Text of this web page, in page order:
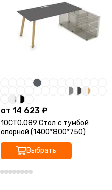
от 14 623 ₽
10СТО.089 Стол с тумбой
опорной (1400*800*750)
Выбрать